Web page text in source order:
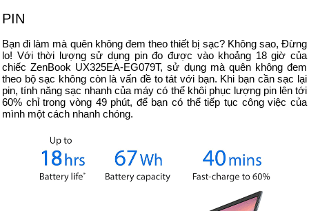
PIN
Bạn đi làm mà quên không đem theo thiết bị sạc? Không sao, Đừng
lo! Với thời lượng sử dụng pin đo được vào khoảng 18 giờ của
chiếc ZenBook UX325EA-EG079T, sử dụng mà quên không đem
theo bộ sạc không còn là vấn đề to tát với bạn. Khi bạn cần sạc lại
pin, tính năng sạc nhanh của máy có thể khôi phục lượng pin lên tới
60% chỉ trong vòng 49 phút, để bạn có thể tiếp tục công việc của
mình một cách nhanh chóng.